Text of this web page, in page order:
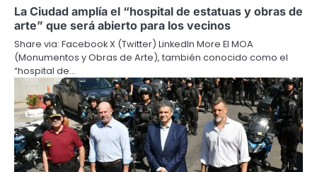
La Ciudad amplía el “hospital de estatuas y obras de
arte” que será abierto para los vecinos
Share via: Facebook X (Twitter) LinkedIn More El MOA
(Monumentos y Obras de Arte), también conocido como el
“hospital de…